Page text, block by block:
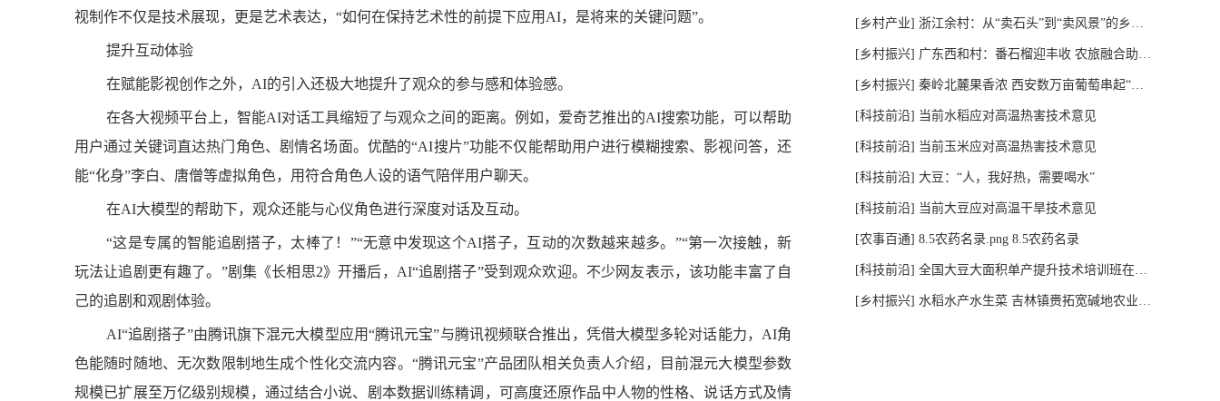
视制作不仅是技术展现，更是艺术表达，“如何在保持艺术性的前提下应用AI，是将来的关键问题”。
提升互动体验
在赋能影视创作之外，AI的引入还极大地提升了观众的参与感和体验感。
在各大视频平台上，智能AI对话工具缩短了与观众之间的距离。例如，爱奇艺推出的AI搜索功能，可以帮助
用户通过关键词直达热门角色、剧情名场面。优酷的“AI搜片”功能不仅能帮助用户进行模糊搜索、影视问答，还
能“化身”李白、唐僧等虚拟角色，用符合角色人设的语气陪伴用户聊天。
在AI大模型的帮助下，观众还能与心仪角色进行深度对话及互动。
“这是专属的智能追剧搭子，太棒了！”“无意中发现这个AI搭子，互动的次数越来越多。”“第一次接触，新
玩法让追剧更有趣了。”剧集《长相思2》开播后，AI“追剧搭子”受到观众欢迎。不少网友表示，该功能丰富了自
己的追剧和观剧体验。
AI“追剧搭子”由腾讯旗下混元大模型应用“腾讯元宝”与腾讯视频联合推出，凭借大模型多轮对话能力，AI角
色能随时随地、无次数限制地生成个性化交流内容。“腾讯元宝”产品团队相关负责人介绍，目前混元大模型参数
规模已扩展至万亿级别规模，通过结合小说、剧本数据训练精调，可高度还原作品中人物的性格、说话方式及情
[乡村产业] 浙江余村：从“卖石头”到“卖风景”的乡村蝶变
[乡村振兴] 广东西和村：番石榴迎丰收 农旅融合助振兴
[乡村振兴] 秦岭北麓果香浓 西安数万亩葡萄串起“甜蜜产业链”
[科技前沿] 当前水稻应对高温热害技术意见
[科技前沿] 当前玉米应对高温热害技术意见
[科技前沿] 大豆：“人，我好热，需要喝水”
[科技前沿] 当前大豆应对高温干旱技术意见
[农事百通] 8.5农药名录.png 8.5农药名录
[科技前沿] 全国大豆大面积单产提升技术培训班在内蒙古扎兰屯举办
[乡村振兴] 水稻水产水生菜 吉林镇赉拓宽碱地农业增收路